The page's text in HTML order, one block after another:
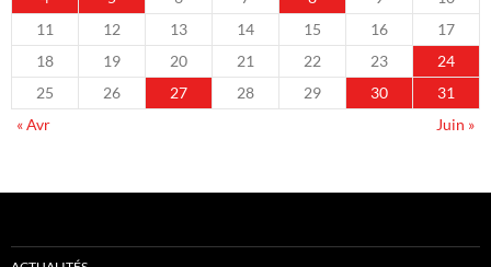
11
12 13 14 15 16
17
18
19 20 21 22 23
24
25
26 27 28 29 30
31
« Avr
Juin »